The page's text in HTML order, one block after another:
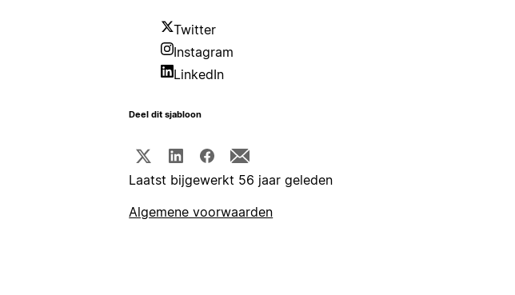
Twitter
Instagram
LinkedIn
Deel dit sjabloon
Laatst bijgewerkt 56 jaar geleden
Algemene voorwaarden